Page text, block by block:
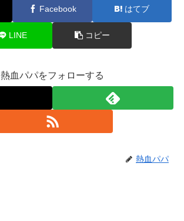
Facebook はてブ
LINE コピー
熱血パパをフォローする
熱血パパ